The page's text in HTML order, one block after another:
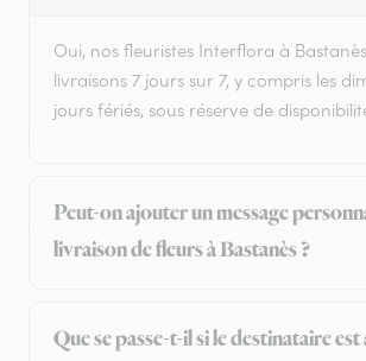
Oui, nos fleuristes Interflora à
livraisons 7 jours sur 7, y compris les
jours fériés, sous réserve de
Peut-on ajouter un message
livraison de fleurs à Bastanès ?
Que se passe-t-il si le destinataire